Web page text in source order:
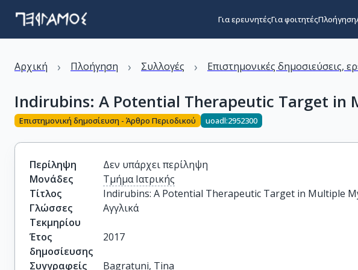
Για ερευνητέςΓια φοιτητέςΠλοήγηση
Αρχική › Πλοήγηση › Συλλογές › Επιστημονικές δημοσιεύσεις,
Indirubins: A Potential Therapeutic Target in
Επιστημονική δημοσίευση - Άρθρο Περιοδικού uoadl:2952300
Περίληψη
Δεν υπάρχει περίληψη
Μονάδες
Τμήμα Ιατρικής
Τίτλος
Indirubins: A Potential Therapeutic Target in Multiple
Γλώσσες
Τεκμηρίου
Αγγλικά
Έτος
δημοσίευσης
2017
Συγγραφείς
Bagratuni, Tina